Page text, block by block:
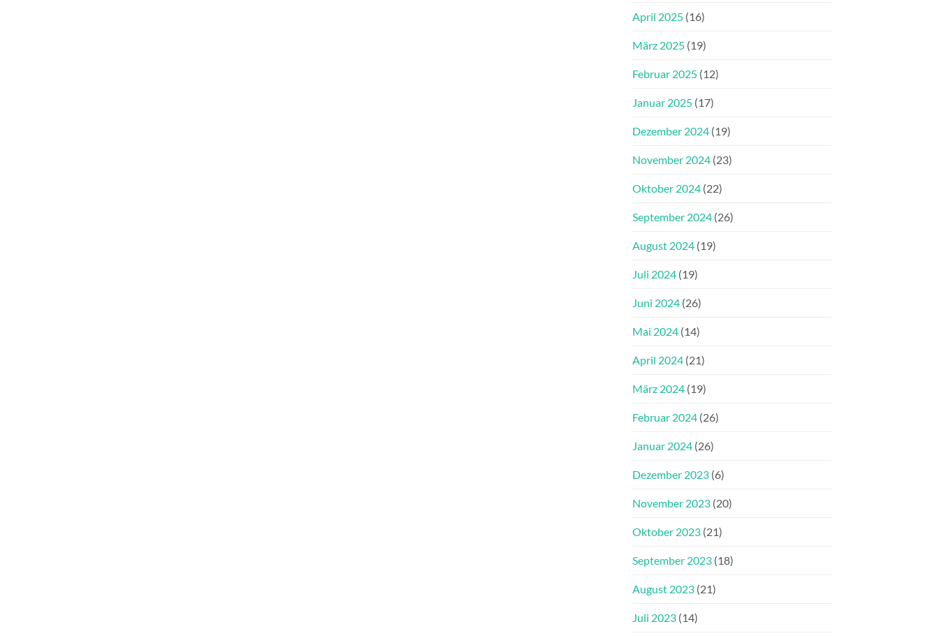
April 2025 (16)
März 2025 (19)
Februar 2025 (12)
Januar 2025 (17)
Dezember 2024 (19)
November 2024 (23)
Oktober 2024 (22)
September 2024 (26)
August 2024 (19)
Juli 2024 (19)
Juni 2024 (26)
Mai 2024 (14)
April 2024 (21)
März 2024 (19)
Februar 2024 (26)
Januar 2024 (26)
Dezember 2023 (6)
November 2023 (20)
Oktober 2023 (21)
September 2023 (18)
August 2023 (21)
Juli 2023 (14)